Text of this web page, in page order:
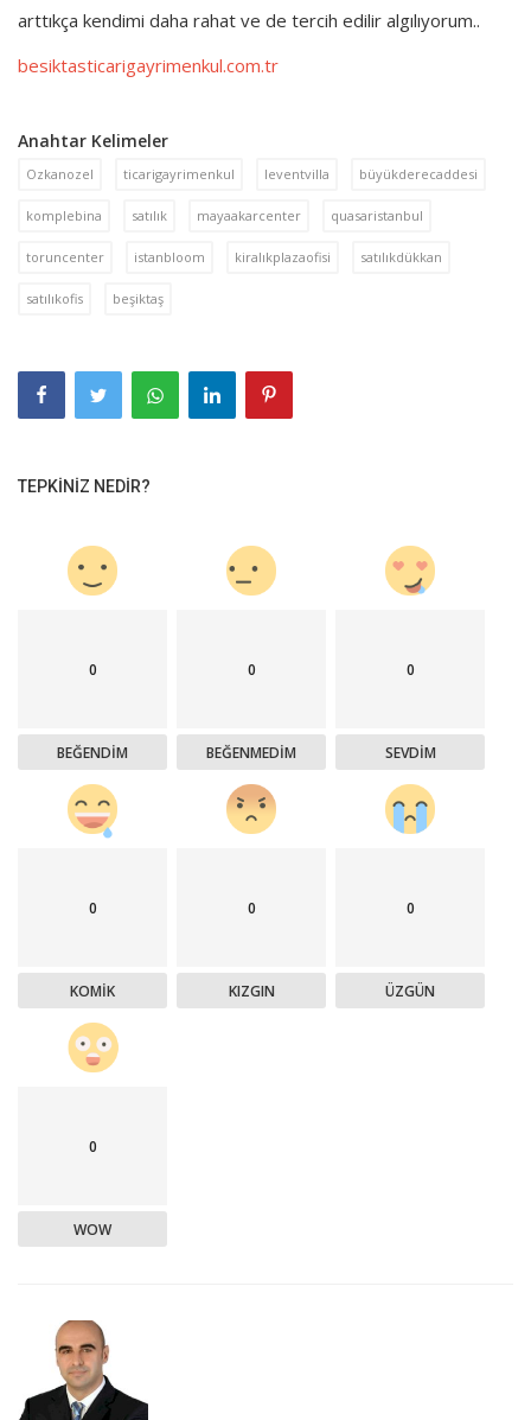
arttıkça kendimi daha rahat ve de tercih edilir algılıyorum..
besiktasticarigayrimenkul.com.tr
Anahtar Kelimeler
Ozkanozel ticarigayrimenkul leventvilla büyükderecaddesi
komplebina satılık mayaakarcenter quasaristanbul
toruncenter istanbloom kiralıkplazaofisi satılıkdükkan
satılıkofis beşiktaş
TEPKINIZ NEDIR?
0
BEĞENDIM
0
BEĞENMEDIM
0
SEVDIM
0
KOMIK
0
KIZGIN
0
ÜZGÜN
0
WOW